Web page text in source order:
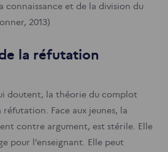
connaissance et de la division du
2013)
la réfutation
doutent, la théorie du complot
Face aux jeunes, la
contre argument, est stérile. Elle
pour l’enseignant. Elle peut